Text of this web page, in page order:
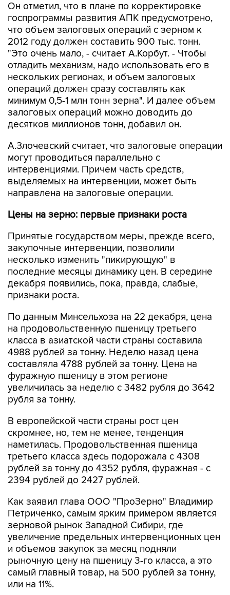
Он отметил, что в плане по корректировке
госпрограммы развития АПК предусмотрено,
что объем залоговых операций с зерном к
2012 году должен составить 900 тыс. тонн.
"Это очень мало, - считает А.Корбут. - Чтобы
отладить механизм, надо использовать его в
нескольких регионах, и объем залоговых
операций должен сразу составлять как
минимум 0,5-1 млн тонн зерна". И далее объем
залоговых операций можно доводить до
десятков миллионов тонн, добавил он.
А.Злочевский считает, что залоговые операции
могут проводиться параллельно с
интервенциями. Причем часть средств,
выделяемых на интервенции, может быть
направлена на залоговые операции.
Цены на зерно: первые признаки роста
Принятые государством меры, прежде всего,
закупочные интервенции, позволили
несколько изменить "пикирующую" в
последние месяцы динамику цен. В середине
декабря появились, пока, правда, слабые,
признаки роста.
По данным Минсельхоза на 22 декабря, цена
на продовольственную пшеницу третьего
класса в азиатской части страны составила
4988 рублей за тонну. Неделю назад цена
составляла 4788 рублей за тонну. Цена на
фуражную пшеницу в этом регионе
увеличилась за неделю с 3482 рубля до 3642
рубля за тонну.
В европейской части страны рост цен
скромнее, но, тем не менее, тенденция
наметилась. Продовольственная пшеница
третьего класса здесь подорожала с 4308
рублей за тонну до 4352 рубля, фуражная - с
2394 рублей до 2427 рублей.
Как заявил глава ООО "ПроЗерно" Владимир
Петриченко, самым ярким примером является
зерновой рынок Западной Сибири, где
увеличение предельных интервенционных цен
и объемов закупок за месяц подняли
рыночную цену на пшеницу 3-го класса, а это
самый главный товар, на 500 рублей за тонну,
или на 11%.